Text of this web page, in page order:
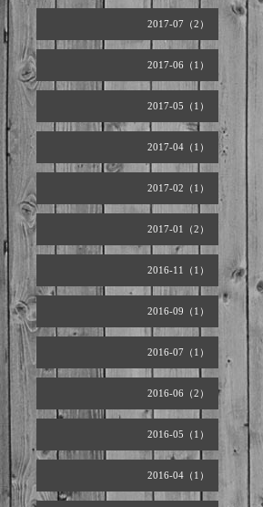
2017-07（2）
2017-06（1）
2017-05（1）
2017-04（1）
2017-02（1）
2017-01（2）
2016-11（1）
2016-09（1）
2016-07（1）
2016-06（2）
2016-05（1）
2016-04（1）